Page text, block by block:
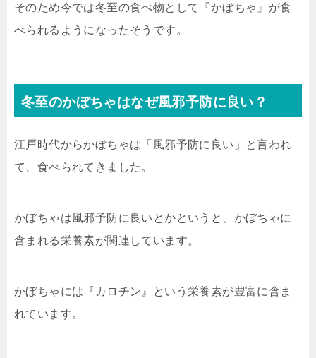
そのため今では冬至の食べ物として『かぼちゃ』が食
べられるようになったそうです。
冬至のかぼちゃはなぜ風邪予防に良い？
江戸時代からかぼちゃは「風邪予防に良い」と言われ
て、食べられてきました。
かぼちゃは風邪予防に良いとかというと、かぼちゃに
含まれる栄養素が関連しています。
かぼちゃには『カロチン』という栄養素が豊富に含ま
れています。